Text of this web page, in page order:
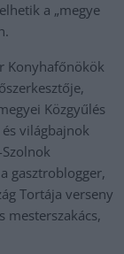
a „megye
Konyhafőnökök
Közgyűlés
világbajnok
gasztroblogger,
Tortája verseny
mesterszakács,